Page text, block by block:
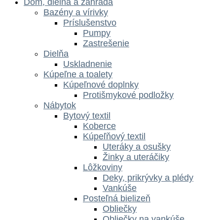
Bazény a vírivky
Príslušenstvo
Pumpy
Zastrešenie
Dielňa
Uskladnenie
Kúpeľne a toalety
Kúpeľnové doplnky
Protišmykové podložky
Nábytok
Bytový textil
Koberce
Kúpeľňový textil
Uteráky a osušky
Žinky a uteráčiky
Lôžkoviny
Deky, prikrývky a plédy
Vankúše
Posteľná bielizeň
Obliečky